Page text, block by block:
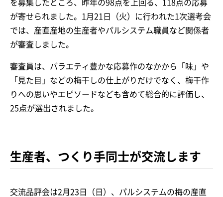
を募集したところ、昨年の98点を上回る、118点の応募
が寄せられました。1月21日（火）に行われた1次選考会
では、産直産地の生産者やパルシステム職員など関係者
が審査しました。
審査員は、バラエティ豊かな応募作のなかから「味」や
「見た目」などの梅干しの仕上がりだけでなく、梅干作
りへの思いやエピソードなども含めて総合的に評価し、
25点が選出されました。
生産者、つくり手同士が交流します
交流品評会は2月23日（日）、パルシステムの梅の産直